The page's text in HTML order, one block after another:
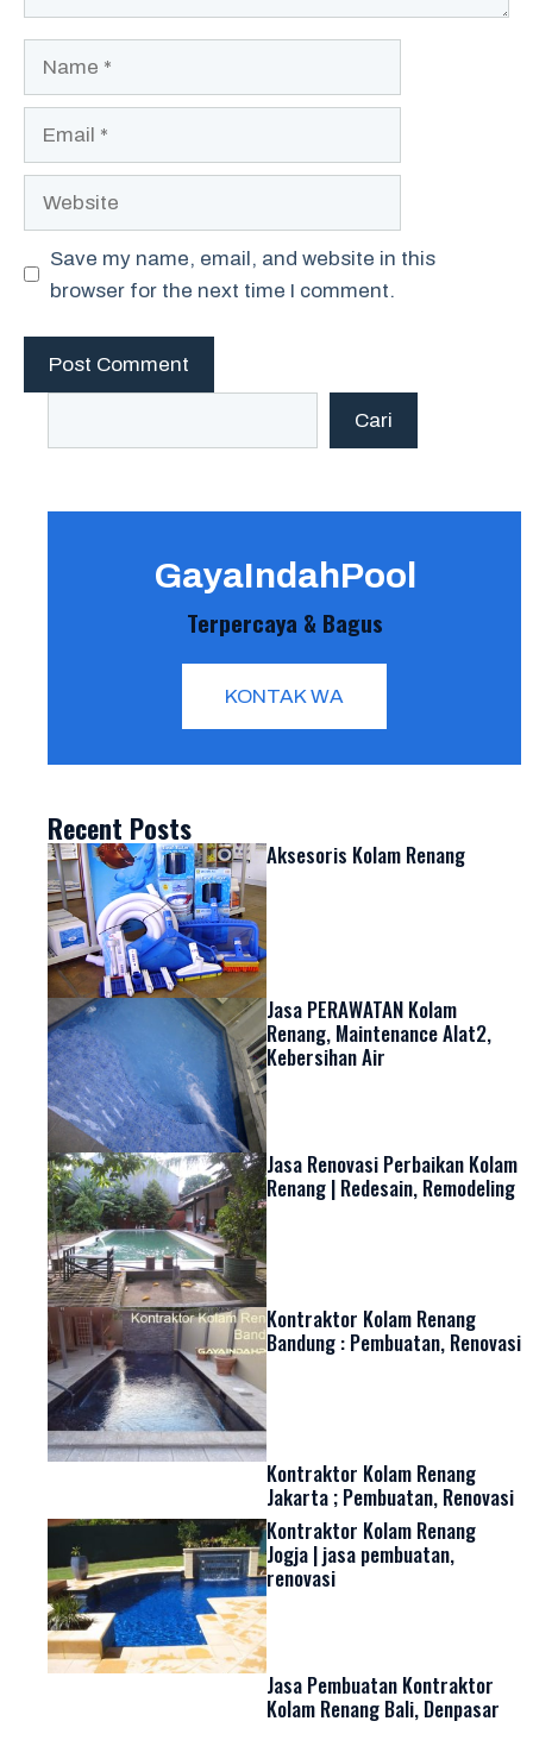
Save my name, email, and website in this
browser for the next time I comment.
Cari
GayaIndahPool
Terpercaya & Bagus
KONTAK WA
Recent Posts
Aksesoris Kolam Renang
Jasa PERAWATAN Kolam
Renang, Maintenance Alat2,
Kebersihan Air
Jasa Renovasi Perbaikan Kolam
Renang | Redesain, Remodeling
Kontraktor Kolam Renang
Bandung : Pembuatan, Renovasi
Kontraktor Kolam Renang
Jakarta ; Pembuatan, Renovasi
Kontraktor Kolam Renang
Jogja | jasa pembuatan,
renovasi
Jasa Pembuatan Kontraktor
Kolam Renang Bali, Denpasar